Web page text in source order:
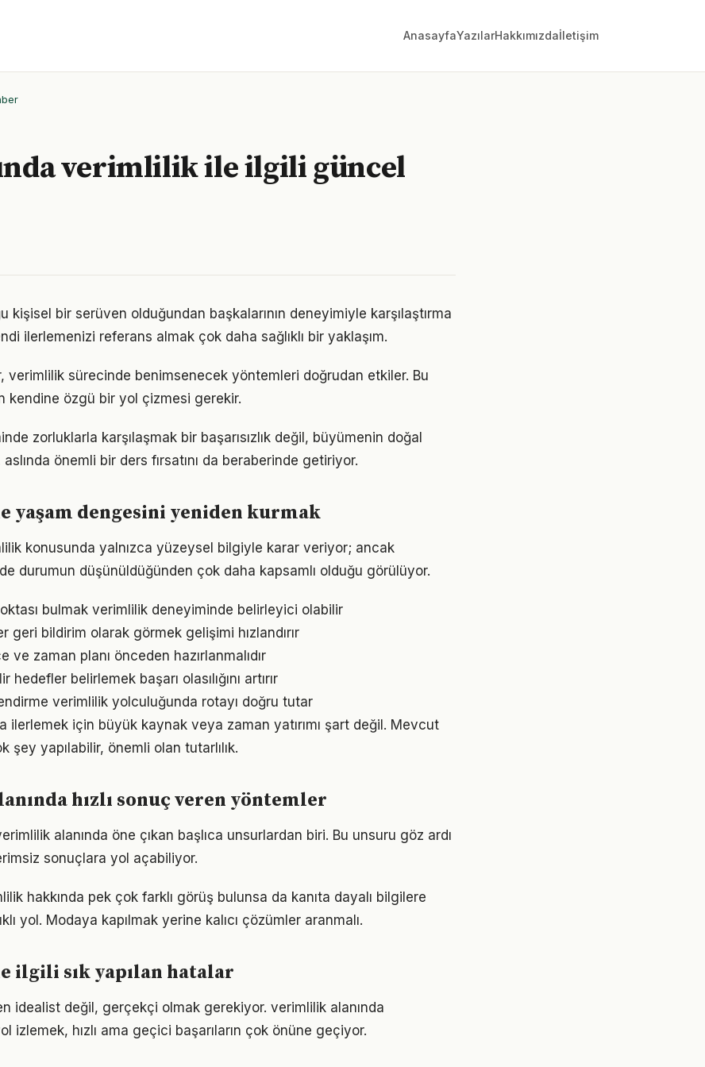
AnasayfaYazılarHakkımızdaİletişim
verimlilik ile ilgili güncel
kişisel bir serüven olduğundan başkalarının deneyimiyle karşılaştırma
ilerlemenizi referans almak çok daha sağlıklı bir yaklaşım.
verimlilik sürecinde benimsenecek yöntemleri doğrudan etkiler. Bu
kendine özgü bir yol çizmesi gerekir.
zorluklarla karşılaşmak bir başarısızlık değil, büyümenin doğal
önemli bir ders fırsatını da beraberinde getiriyor.
dengesini yeniden kurmak
konusunda yalnızca yüzeysel bilgiyle karar veriyor; ancak
durumun düşünüldüğünden çok daha kapsamlı olduğu görülüyor.
bulmak verimlilik deneyiminde belirleyici olabilir
geri bildirim olarak görmek gelişimi hızlandırır
ve zaman planı önceden hazırlanmalıdır
hedefler belirlemek başarı olasılığını artırır
verimlilik yolculuğunda rotayı doğru tutar
ilerlemek için büyük kaynak veya zaman yatırımı şart değil. Mevcut
şey yapılabilir, önemli olan tutarlılık.
hızlı sonuç veren yöntemler
alanında öne çıkan başlıca unsurlardan biri. Bu unsuru göz ardı
sonuçlara yol açabiliyor.
hakkında pek çok farklı görüş bulunsa da kanıta dayalı bilgilere
yol. Modaya kapılmak yerine kalıcı çözümler aranmalı.
sık yapılan hatalar
idealist değil, gerçekçi olmak gerekiyor. verimlilik alanında
izlemek, hızlı ama geçici başarıların çok önüne geçiyor.